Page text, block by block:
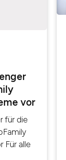
vor
für die
Für alle